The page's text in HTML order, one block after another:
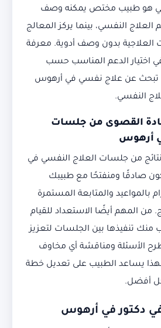
هو طبيب مختص يمكنه وصف
العلاج النفسي، بينما يركز المعالج
العلاجية بدون وصف أدوية. معرفة
اختيار الدعم المناسب حسب
تبحث عن علاج نفسي في أرهوس
النفسي.
القصوى من جلسات
أرهوس
من جلسات العلاج النفسي في
صادقًا ومنفتحًا مع طبيبك
بالمواعيد والمتابعة المستمرة
من المهم أيضًا الاستعداد للقيام
منك تنفيذها بين الجلسات لتعزيز
طرح الأسئلة ومناقشة أي مخاوف
فهذا يساعد الطبيب على تعديل خطة
أفضل.
دكتور في أرهوس